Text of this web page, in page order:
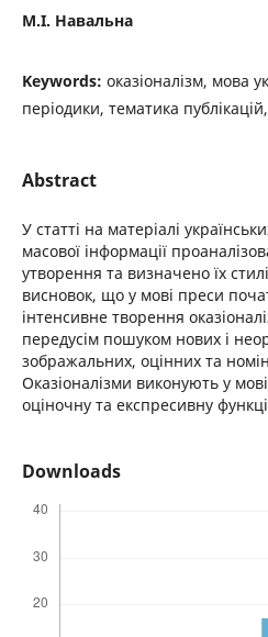
М.І. Навальна
Keywords: оказіоналізм, мова
періодики, тематика
Abstract
У статті на матеріалі
масової інформації
утворення та визначено їх
висновок, що у мові преси
інтенсивне творення
передусім пошуком нових i
зображальних, оцінних та
Оказіоналізми виконують у
оціночну та експресивну
Downloads